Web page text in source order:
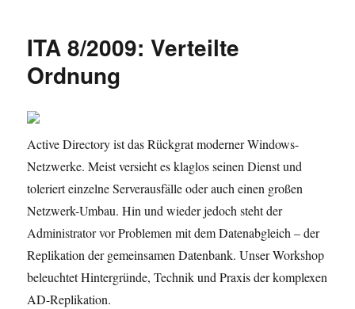
ITA 8/2009: Verteilte
Ordnung
Active Directory ist das Rückgrat moderner Windows-
Netzwerke. Meist versieht es klaglos seinen Dienst und
toleriert einzelne Serverausfälle oder auch einen großen
Netzwerk-Umbau. Hin und wieder jedoch steht der
Administrator vor Problemen mit dem Datenabgleich – der
Replikation der gemeinsamen Datenbank. Unser Workshop
beleuchtet Hintergründe, Technik und Praxis der komplexen
AD-Replikation.